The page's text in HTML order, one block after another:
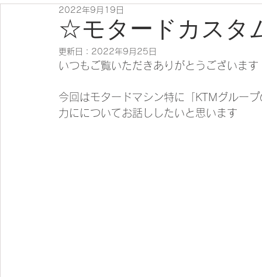
☆モタードカス
2022年9月19日
更新日： 2022年9月25日
いつもご覧いただきありがとうございます
今回はモタードマシン特に「KTMグルー
力にについてお話ししたいと思います